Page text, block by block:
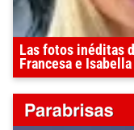
Las fotos inéditas
Francesa e